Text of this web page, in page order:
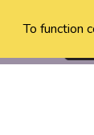
To function